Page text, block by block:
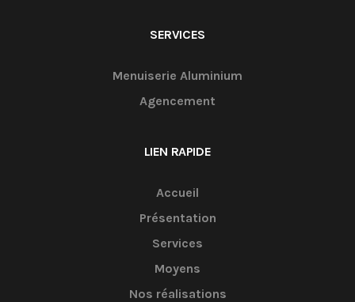
SERVICES
Menuiserie Aluminium
Agencement
LIEN RAPIDE
Accueil
Présentation
Services
Moyens
Nos réalisations